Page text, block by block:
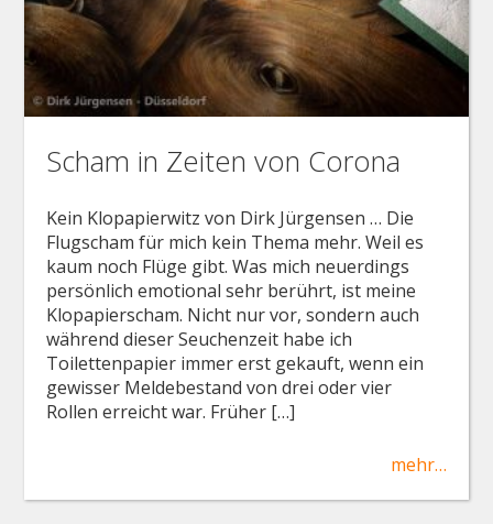
Scham in Zeiten von Corona
Kein Klopapierwitz von Dirk Jürgensen … Die
Flugscham für mich kein Thema mehr. Weil es
kaum noch Flüge gibt. Was mich neuerdings
persönlich emotional sehr berührt, ist meine
Klopapierscham. Nicht nur vor, sondern auch
während dieser Seuchenzeit habe ich
Toilettenpapier immer erst gekauft, wenn ein
gewisser Meldebestand von drei oder vier
Rollen erreicht war. Früher […]
mehr…